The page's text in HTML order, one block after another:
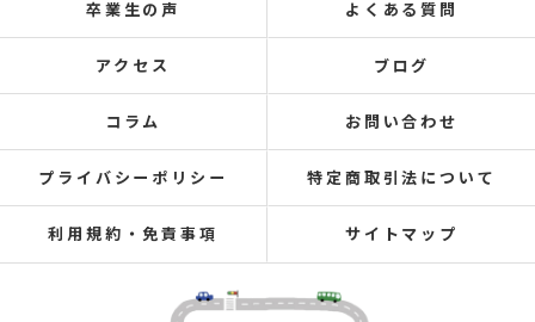
卒業生の声 よくある質問
アクセス ブログ
コラム お問い合わせ
プライバシーポリシー 特定商取引法について
利用規約・免責事項 サイトマップ